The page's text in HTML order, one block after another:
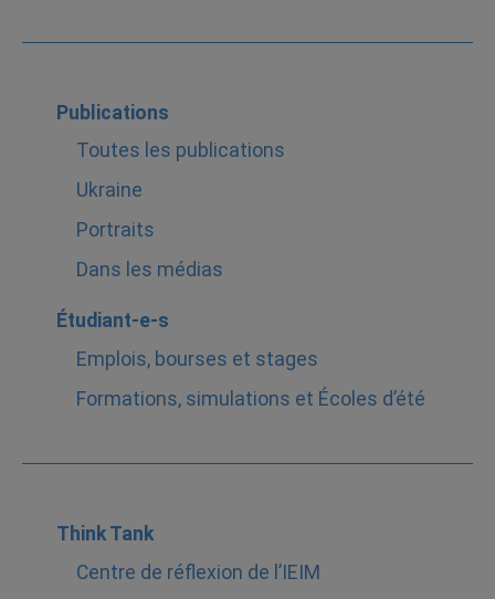
Publications
Toutes les publications
Ukraine
Portraits
Dans les médias
Étudiant-e-s
Emplois, bourses et stages
Formations, simulations et Écoles d’été
Think Tank
Centre de réflexion de l’IEIM